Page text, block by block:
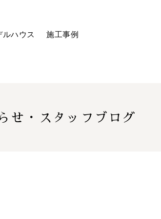
せ・スタッフブログ
ルハウス
施工事例